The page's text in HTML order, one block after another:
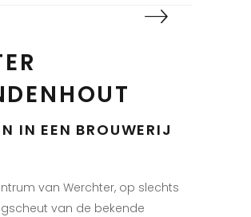
IN EEN BROUWERIJ
van Werchter, op slechts
van de bekende